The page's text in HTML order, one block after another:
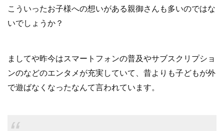
こういったお子様への想いがある親御さんも多いのではな
いでしょうか？
ましてや昨今はスマートフォンの普及やサブスクリプショ
ンのなどのエンタメが充実していて、昔よりも子どもが外
で遊ばなくなったなんて言われています。